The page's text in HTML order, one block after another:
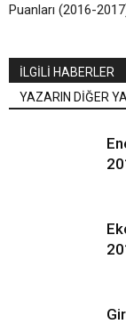
Puanları (2016-
İLGİLİ HABERLER
YAZARIN DİĞER